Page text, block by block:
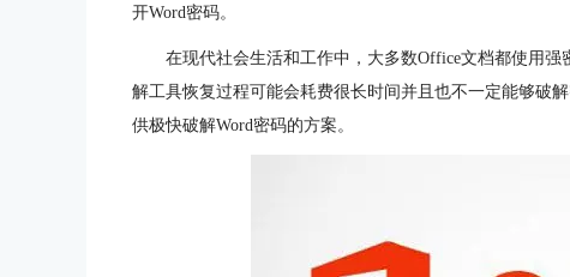
开Word密码。
在现代社会生活和工作中，大多数Office文档都使用
解工具恢复过程可能会耗费很长时间并且也不一定能够破解
供极快破解Word密码的方案。